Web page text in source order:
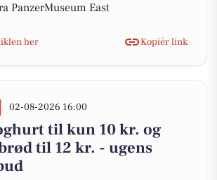
PanzerMuseum East
her Kopiér link
02-08-2026 16:00
til kun 10 kr. og
til 12 kr. - ugens